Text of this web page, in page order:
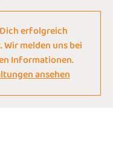
erfolgreich
melden uns bei
Informationen.
ansehen